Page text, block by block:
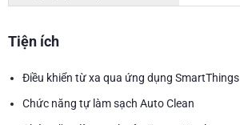
Tiện ích
Điều khiển từ xa qua ứng dụng SmartThings
Chức năng tự làm sạch Auto Clean